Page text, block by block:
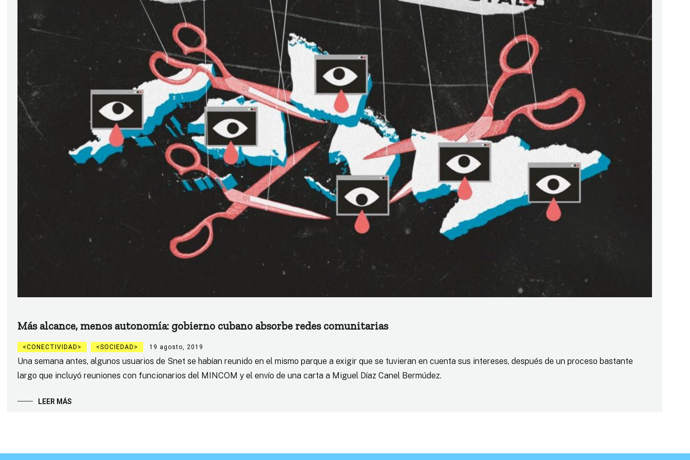
Más alcance, menos autonomía: gobierno cubano absorbe redes comunitarias
CONECTIVIDAD SOCIEDAD 19 agosto, 2019
Una semana antes, algunos usuarios de Snet se habían reunido en el mismo parque a exigir que se tuvieran en cuenta sus intereses, después de un proceso bastante
largo que incluyó reuniones con funcionarios del MINCOM y el envío de una carta a Miguel Díaz Canel Bermúdez.
LEER MÁS